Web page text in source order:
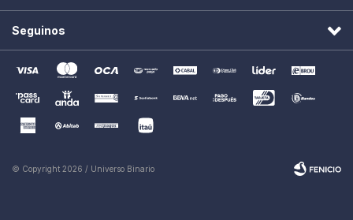
Seguinos
© Copyright 2026 / Universo Binario